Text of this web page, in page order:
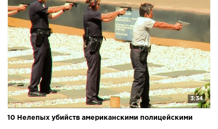
3:34
10 Нелепых убийств американскими полицейскими